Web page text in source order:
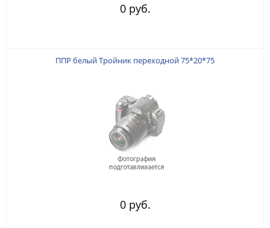
0 руб.
ППР белый Тройник переходной 75*20*75
0 руб.